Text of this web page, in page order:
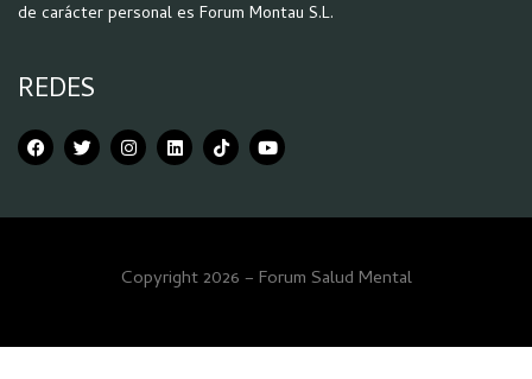
de carácter personal es Forum Montau S.L.
REDES
Copyright 2026 – Forum Salud Mental